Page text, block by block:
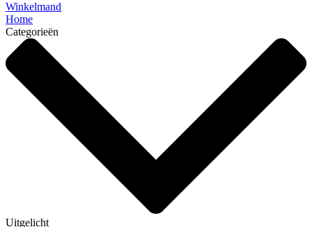
Winkelmand
Home
Categorieën
Uitgelicht